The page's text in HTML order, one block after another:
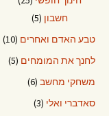
חשבון (5)
טבע האדם ואחרים (10)
לחנך את המומחים (5)
משחקי מחשב (6)
סאדברי ואלי (3)